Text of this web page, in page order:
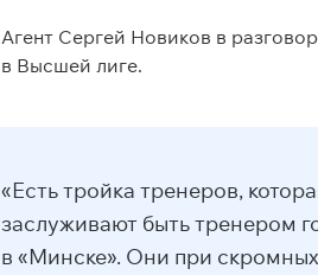
Агент Сергей Новиков в
в Высшей лиге.
«Есть тройка тренеров,
заслуживают быть тренером
в «Минске». Они при